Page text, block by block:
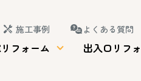
施工事例 よくある質問
フォーム 出入口リフ